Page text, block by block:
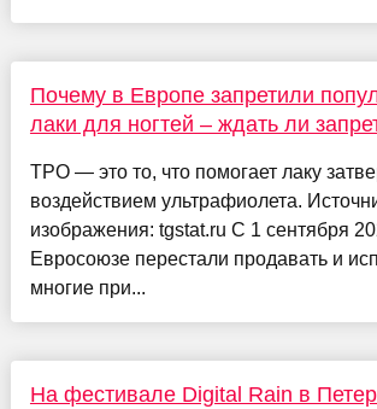
Почему в Европе запретили
лаки для ногтей – ждать ли
TPO — это то, что помогает лаку
воздействием ультрафиолета.
изображения: tgstat.ru С 1 сентября
Евросоюзе перестали продавать и
многие при...
На фестивале Digital Rain в